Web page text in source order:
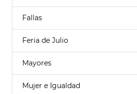
Fallas
Feria de Julio
Mayores
Mujer e Igualdad